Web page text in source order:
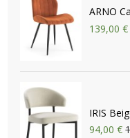
ARNO
139,00 €
IRIS
94,00 €